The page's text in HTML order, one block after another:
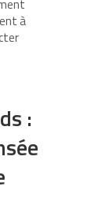
à
: